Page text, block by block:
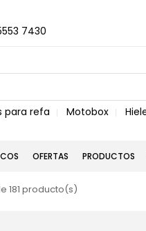
7430
para refa Motobox
OFERTAS PRODUCTOS
181 producto(s)